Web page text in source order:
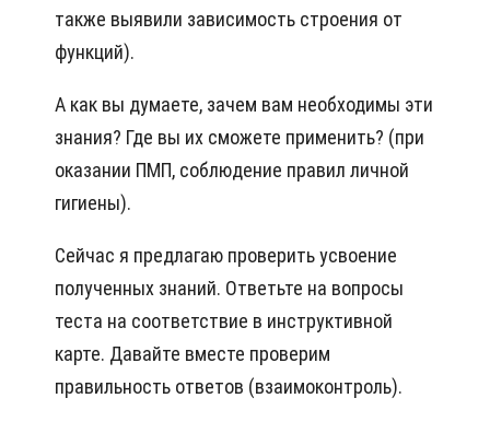
также выявили зависимость строения от
функций).
А как вы думаете, зачем вам необходимы эти
знания? Где вы их сможете применить? (при
оказании ПМП, соблюдение правил личной
гигиены).
Сейчас я предлагаю проверить усвоение
полученных знаний. Ответьте на вопросы
теста на соответствие в инструктивной
карте. Давайте вместе проверим
правильность ответов (взаимоконтроль).